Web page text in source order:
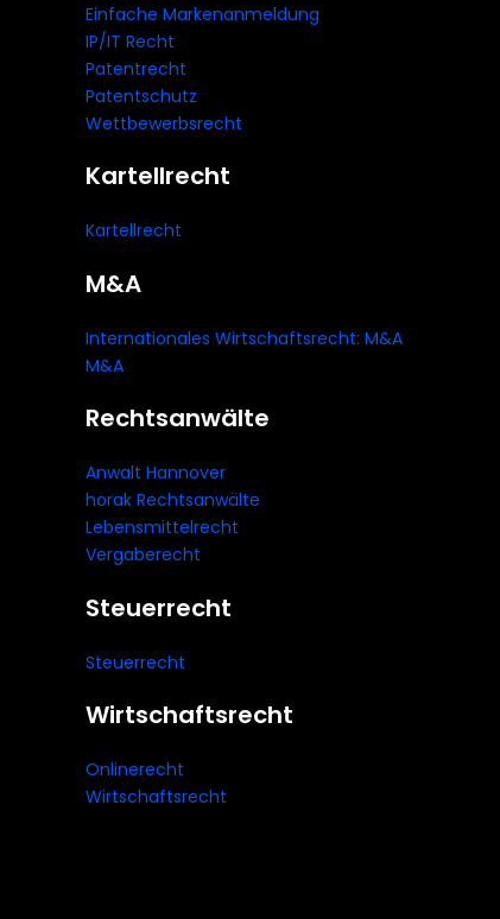
Einfache Markenanmeldung
IP/IT Recht
Patentrecht
Patentschutz
Wettbewerbsrecht
Kartellrecht
Kartellrecht
M&A
Internationales Wirtschaftsrecht: M&A
M&A
Rechtsanwälte
Anwalt Hannover
horak Rechtsanwälte
Lebensmittelrecht
Vergaberecht
Steuerrecht
Steuerrecht
Wirtschaftsrecht
Onlinerecht
Wirtschaftsrecht